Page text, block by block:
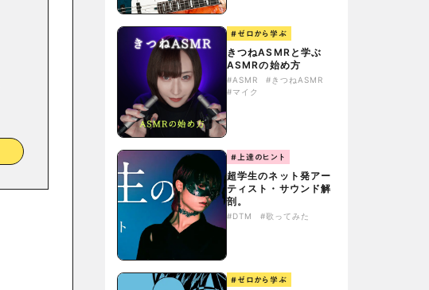
#ゼロから学ぶ
きつねASMRと学ぶ
ASMRの始め方
#ASMR
#きつねASMR
#マイク
#上達のヒント
超学生のネット発アー
ティスト・サウンド解
剖。
#DTM #歌ってみた
#ゼロから学ぶ